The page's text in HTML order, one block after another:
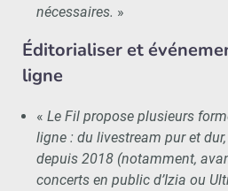
nécessaires. »
Éditorialiser et
ligne
« Le Fil propose plusieurs
ligne : du livestream pur et
depuis 2018 (notamment,
concerts en public d’Izia ou